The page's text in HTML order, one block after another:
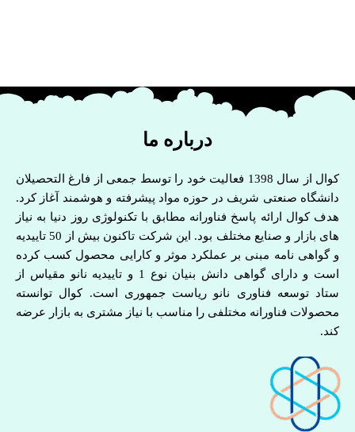
درباره ما
کوال از سال 1398 فعالیت خود را توسط جمعی از فارغ التحصیلان
دانشگاه صنعتی شریف در حوزه مواد پیشرفته و هوشمند آغاز کرد.
هدف کوال ارائه پاسخ فناورانه مطابق با تکنولوژی روز دنیا به نیاز
های بازار و صنایع مختلف بود. این شرکت تاکنون بیش از 50 تاییدیه
و گواهی نامه مبنی بر عملکرد موثر و کارایی محصول کسب کرده
است و دارای گواهی دانش بنیان نوع 1 و تاییدیه نانو مقیاس از
ستاد توسعه فناوری نانو ریاست جمهوری است. کوال توانسته
محصولات فناورانه مختلفی را مناسب با نیاز مشتری به بازار عرضه
کند.